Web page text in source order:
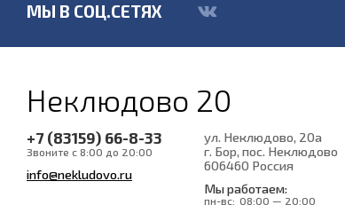
МЫ В СОЦ.СЕТЯХ
Неклюдово 20
+7 (83159) 66-8-33
Звоните с 8:00 до 20:00
info@nekludovo.ru
ул. Неклюдово, 20а
г. Бор, пос. Неклюдово
606460 Россия
Мы работаем:
пн-вс: 08:00 — 20:00